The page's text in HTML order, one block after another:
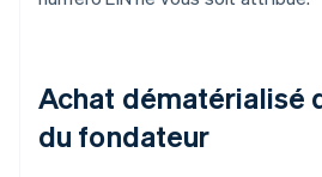
Achat dématérialisé
du fondateur